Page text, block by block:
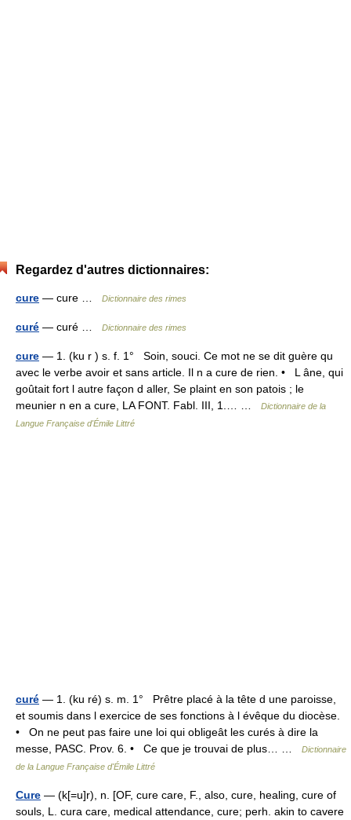
Regardez d'autres dictionnaires:
cure — cure … Dictionnaire des rimes
curé — curé … Dictionnaire des rimes
cure — 1. (ku r ) s. f. 1° Soin, souci. Ce mot ne se dit guère qu
avec le verbe avoir et sans article. Il n a cure de rien. • L âne, qui
goûtait fort l autre façon d aller, Se plaint en son patois ; le
meunier n en a cure, LA FONT. Fabl. III, 1.… …
Dictionnaire de la
Langue Française d'Émile Littré
curé — 1. (ku ré) s. m. 1° Prêtre placé à la tête d une paroisse,
et soumis dans l exercice de ses fonctions à l évêque du diocèse.
• On ne peut pas faire une loi qui obligeât les curés à dire la
messe, PASC. Prov. 6. • Ce que je trouvai de plus… …
Dictionnaire
de la Langue Française d'Émile Littré
Cure — (k[=u]r), n. [OF, cure care, F., also, cure, healing, cure of
souls, L. cura care, medical attendance, cure; perh. akin to cavere